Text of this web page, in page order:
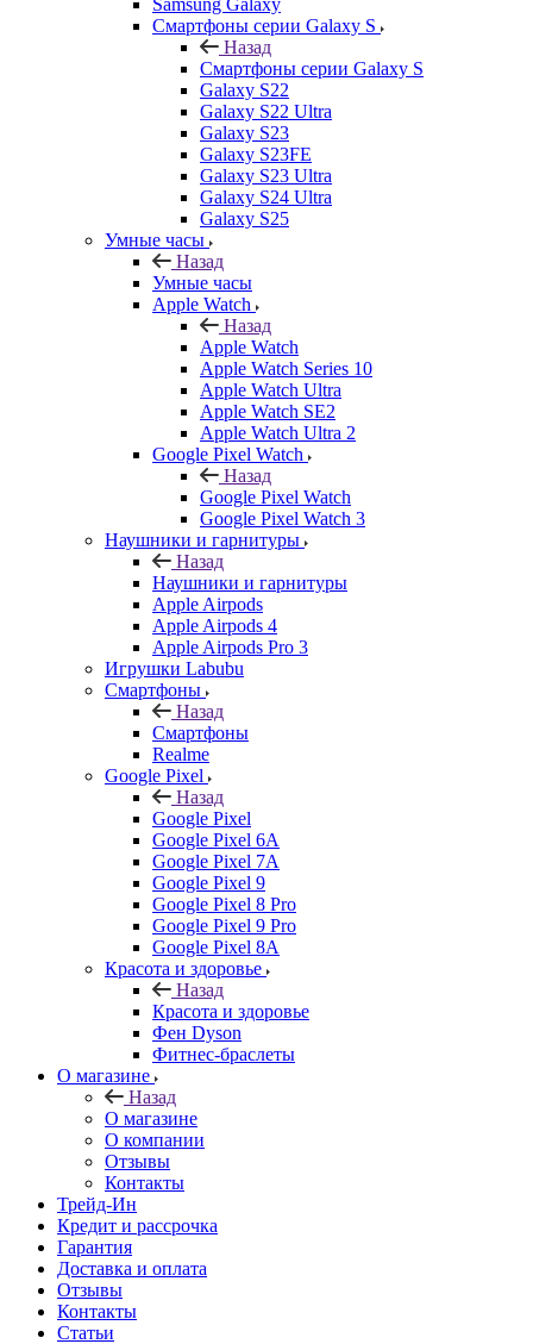
Samsung Galaxy
Смартфоны серии Galaxy S
Назад
Смартфоны серии Galaxy S
Galaxy S22
Galaxy S22 Ultra
Galaxy S23
Galaxy S23FE
Galaxy S23 Ultra
Galaxy S24 Ultra
Galaxy S25
Умные часы
Назад
Умные часы
Apple Watch
Назад
Apple Watch
Apple Watch Series 10
Apple Watch Ultra
Apple Watch SE2
Apple Watch Ultra 2
Google Pixel Watch
Назад
Google Pixel Watch
Google Pixel Watch 3
Наушники и гарнитуры
Назад
Наушники и гарнитуры
Apple Airpods
Apple Airpods 4
Apple Airpods Pro 3
Игрушки Labubu
Смартфоны
Назад
Смартфоны
Realme
Google Pixel
Назад
Google Pixel
Google Pixel 6A
Google Pixel 7А
Google Pixel 9
Google Pixel 8 Pro
Google Pixel 9 Pro
Google Pixel 8A
Красота и здоровье
Назад
Красота и здоровье
Фен Dyson
Фитнес-браслеты
О магазине
Назад
О магазине
О компании
Отзывы
Контакты
Трейд-Ин
Кредит и рассрочка
Гарантия
Доставка и оплата
Отзывы
Контакты
Статьи